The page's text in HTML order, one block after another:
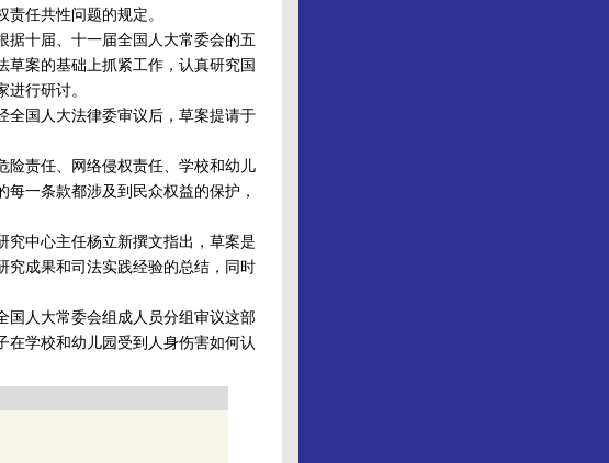
任共性问题的规定。
十届、十一届全国人大常委会的五
草案的基础上抓紧工作，认真研究国
行研讨。
国人大法律委审议后，草案提请于
责任、网络侵权责任、学校和幼儿
一条款都涉及到民众权益的保护，
中心主任杨立新撰文指出，草案是
究成果和司法实践经验的总结，同时
人大常委会组成人员分组审议这部
在学校和幼儿园受到人身伤害如何认